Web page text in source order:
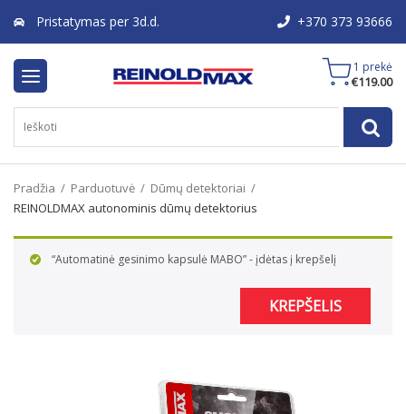
Pristatymas per 3d.d. +370 373 93666
1 prekė
€119.00
Pradžia / Parduotuvė / Dūmų detektoriai /
REINOLDMAX autonominis dūmų detektorius
“Automatinė gesinimo kapsulė MABO” - įdėtas į krepšelį
KREPŠELIS